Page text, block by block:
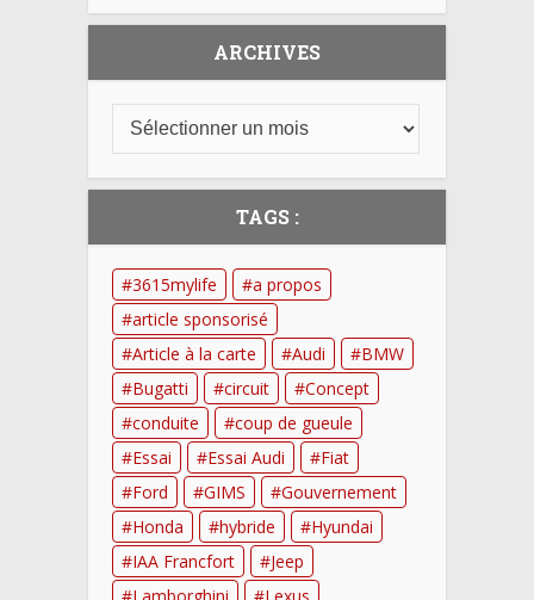
ARCHIVES
TAGS :
3615mylife
a propos
article sponsorisé
Article à la carte
Audi
BMW
Bugatti
circuit
Concept
conduite
coup de gueule
Essai
Essai Audi
Fiat
Ford
GIMS
Gouvernement
Honda
hybride
Hyundai
IAA Francfort
Jeep